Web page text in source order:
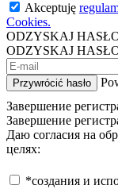
Akceptuję
Cookies.
ODZYSKAJ
ODZYSKAJ
Przywrócić hasło
Завершение
Завершение
Даю согласия на
целях:
*создания и